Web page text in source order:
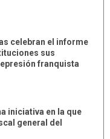
celebran el informe
sus
franquista
iniciativa en la que
general del